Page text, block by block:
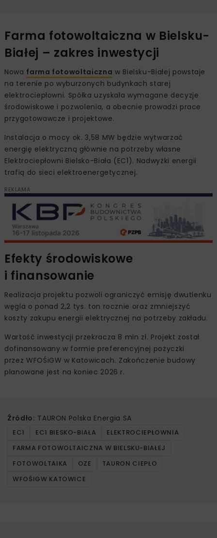
Farma fotowoltaiczna w Bielsku-
Białej – zakres inwestycji
Nowa farma fotowoltaiczna w Bielsku-Białej powstaje
na terenie po wyburzonych budynkach starej
elektrociepłowni. Spółka uzyskała wymagane decyzje
środowiskowe i pozwolenia, a obecnie prowadzi prace
przygotowawcze i projektowe.
Instalacja o mocy ok. 3,58 MW będzie wytwarzać
energię elektryczną głównie na potrzeby własne
Elektrociepłowni Bielsko-Biała (EC1). Nadwyżki energii
trafią do sieci elektroenergetycznej.
REKLAMA
Efekty środowiskowe
i finansowanie
Realizacja projektu pozwoli ograniczyć emisję dwutlenku
węgla o ponad 2,2 tys. ton rocznie oraz zmniejszyć
koszty zakupu energii elektrycznej na potrzeby zakładu.
Wartość inwestycji przekracza 8 mln zł. Projekt został
dofinansowany w formie preferencyjnej pożyczki
przez WFOŚiGW w Katowicach. Zakończenie budowy
planowane jest na koniec 2026 r.
Źródło: TAURON Polska Energia SA
EC1 EC1 BIESKO-BIAŁA
ELEKTROCIEPŁOWNIA
FARMA FOTOWOLTAICZNA W BIELSKU-BIAŁEJ
FOTOWOLTAIKA
OZE
TAURON CIEPŁO
WFOŚIGW KATOWICE